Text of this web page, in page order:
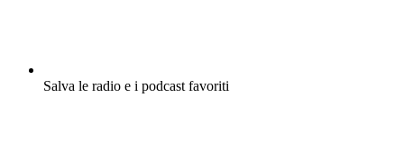
Salva le radio e i podcast favoriti